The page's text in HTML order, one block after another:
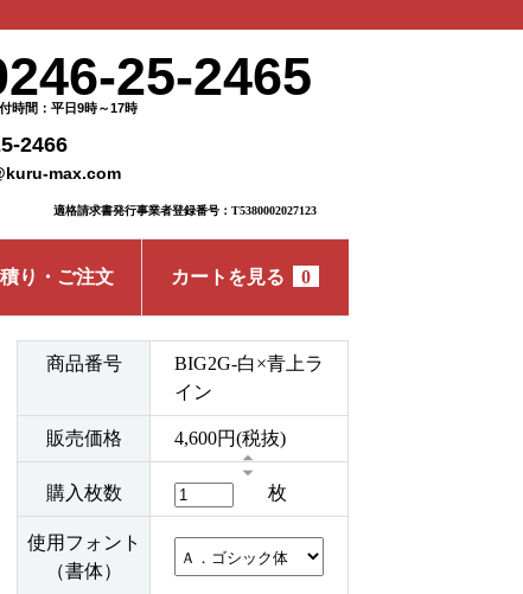
25-2465
時間：平日9時～17時
2466
max.com
適格請求書発行事業者登録番号：T5380002027123
り・ご注文 カートを見る 0
商品番号
BIG2G-白×青上ラ
イン
販売価格 4,600円(税抜)
購入枚数 枚
使用フォント
（書体）